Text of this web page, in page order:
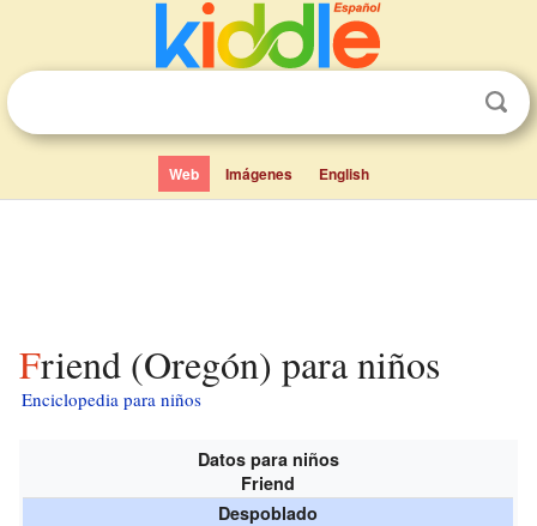
Web Imágenes English
Friend (Oregón) para niños
Enciclopedia para niños
Datos para niños
Friend
Despoblado